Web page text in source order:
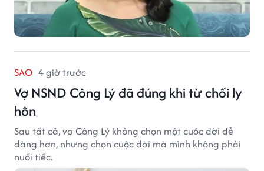
SAO 4 giờ trước
Vợ NSND Công Lý đã đúng khi từ chối ly
hôn
Sau tất cả, vợ Công Lý không chọn một cuộc đời dễ
dàng hơn, nhưng chọn cuộc đời mà mình không phải
nuối tiếc.